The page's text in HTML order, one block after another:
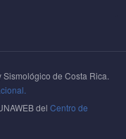
de Costa Rica.
del Centro de